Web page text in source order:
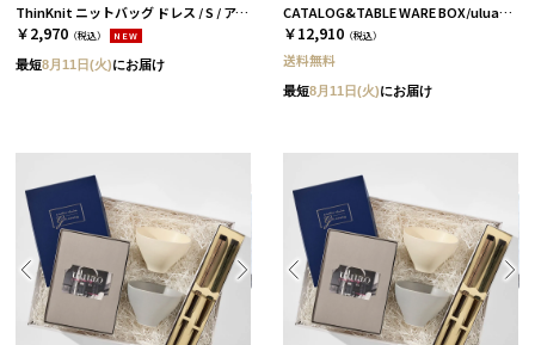
ThinKnit ニットバッグ ドレス / S / アイボリー［シンクニット］
￥2,970 （税込） NEW
最短8月11日(火)にお届け
CATALOG&TABLE WARE BOX/uluao/グレー＆ホワイト/ 浅葱＆桜 フロレンツィア
￥12,910 （税込）
送料無料
最短8月11日(火)にお届け